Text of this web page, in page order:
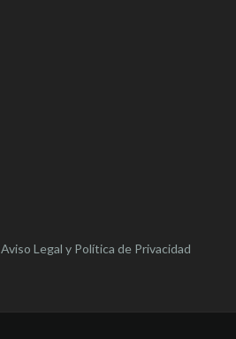
Aviso Legal y Política de Privacidad